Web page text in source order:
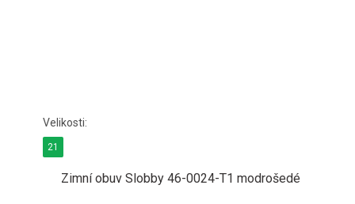
Zimní obuv Slobby 46-0024-T1 modrošedé
21